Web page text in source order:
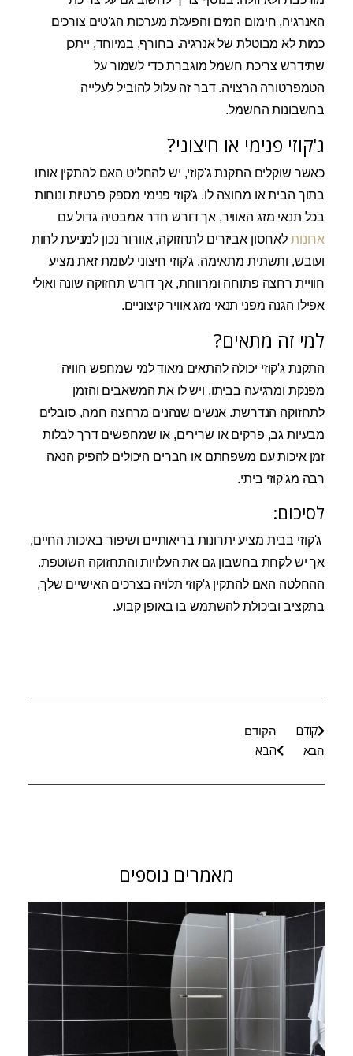
האנרגיה, חימום המים והפעלת מערכות הג'טים צורכים
כמות לא מבוטלת של אנרגיה. בחורף, במיוחד, ייתכן
שתידרש צריכת חשמל מוגברת כדי לשמור על
הטמפרטורה הרצויה. דבר זה עלול להוביל לעלייה
בחשבונות החשמל.
ג'קוזי פנימי או חיצוני?
כאשר שוקלים התקנת ג'קוזי, יש להחליט האם להתקין אותו
בתוך הבית או מחוצה לו. ג'קוזי פנימי מספק פרטיות ונוחות
בכל תנאי מזג האוויר, אך דורש חדר אמבטיה גדול עם
ארונות לאחסון אביזרים לתחזוקה, אוורור נכון למניעת לחות
ועובש, ותשתית מתאימה. ג'קוזי חיצוני לעומת זאת מציע
חוויית רחצה פתוחה ומרווחת, אך דורש תחזוקה שונה ואולי
אפילו הגנה מפני תנאי מזג אוויר קיצוניים.
למי זה מתאים?
התקנת ג'קוזי יכולה להתאים מאוד למי שמחפש חוויה
מפנקת ומרגיעה בביתו, ויש לו את המשאבים והזמן
לתחזוקה הנדרשת. אנשים שנהנים מרחצה חמה, סובלים
מבעיות גב, פרקים או שרירים, או שמחפשים דרך לבלות
זמן איכות עם משפחתם או חברים היכולים להפיק הנאה
רבה מג'קוזי ביתי.
לסיכום:
ג'קוזי בבית מציע יתרונות בריאותיים ושיפור באיכות החיים,
אך יש לקחת בחשבון גם את העלויות והתחזוקה השוטפת.
ההחלטה האם להתקין ג'קוזי תלויה בצרכים האישיים שלך,
בתקציב וביכולת להשתמש בו באופן קבוע.
קודם
הקודם
הבא
הבא
מאמרים נוספים